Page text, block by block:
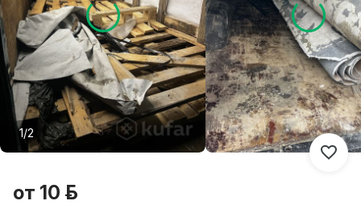
1/2
от 10 р.